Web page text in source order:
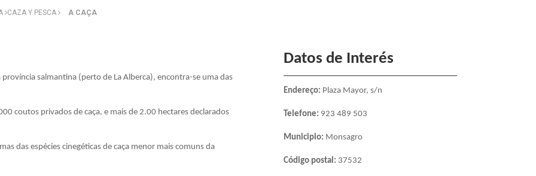
CAZA Y PESCA A CAÇA
província salmantina (perto de La Alberca), encontra-se uma das
coutos privados de caça, e mais de 2.00 hectares declarados
das espécies cinegéticas de caça menor mais comuns da
Datos de Interés
Endereço: Plaza Mayor, s/n
Telefone: 923 489 503
Municipio: Monsagro
Código postal: 37532